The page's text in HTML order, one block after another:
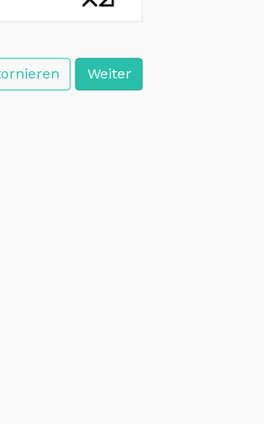
Weiter